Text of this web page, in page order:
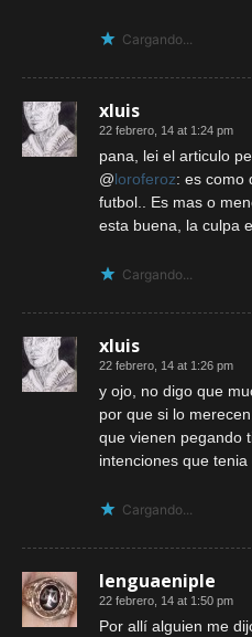
Cargando...
xluis
22 febrero, 14 at 1:24 pm
pana, lei el articulo
@loroferoz: es como
futbol.. Es mas o
esta buena, la culpa
Cargando...
xluis
22 febrero, 14 at 1:26 pm
y ojo, no digo que
por que si lo
que vienen pegando
intenciones que tenia
Cargando...
lenguaeniple
22 febrero, 14 at 1:50 pm
Por allí alguien me